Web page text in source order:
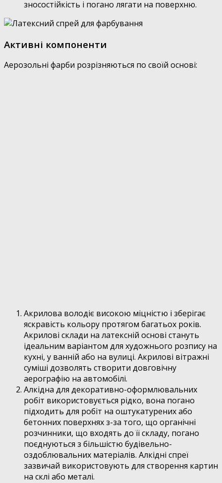
зносостійкість і погано лягати на поверхню.
Активні компоненти
Аерозольні фарби розрізняються по своїй основі:
Акрилова володіє високою міцністю і зберігає
яскравість кольору протягом багатьох років.
Акрилові склади на латексній основі стануть
ідеальним варіантом для художнього розпису на
кухні, у ванній або на вулиці. Акрилові вітражні
суміші дозволять створити довговічну
аерографію на автомобілі.
Алкідна для декоративно-оформлювальних
робіт використовується рідко, вона погано
підходить для робіт на оштукатурених або
бетонних поверхнях з-за того, що органічні
розчинники, що входять до її складу, погано
поєднуються з більшістю будівельно-
оздоблювальних матеріалів. Алкідні спреї
зазвичай використовують для створення картин
на склі або металі.